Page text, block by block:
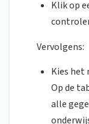
Klik op
Vervolgens:
Kies het
Op de
alle